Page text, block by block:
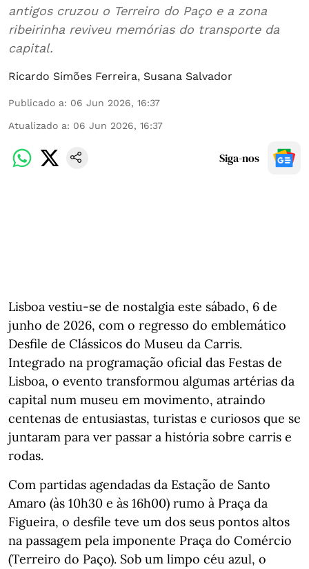
antigos cruzou o Terreiro do Paço e a zona
ribeirinha reviveu memórias do transporte da
capital.
Ricardo Simões Ferreira, Susana Salvador
Publicado a: 06 Jun 2026, 16:37
Atualizado a: 06 Jun 2026, 16:37
Siga-nos
Lisboa vestiu-se de nostalgia este sábado, 6 de
junho de 2026, com o regresso do emblemático
Desfile de Clássicos do Museu da Carris.
Integrado na programação oficial das Festas de
Lisboa, o evento transformou algumas artérias da
capital num museu em movimento, atraindo
centenas de entusiastas, turistas e curiosos que se
juntaram para ver passar a história sobre carris e
rodas.
Com partidas agendadas da Estação de Santo
Amaro (às 10h30 e às 16h00) rumo à Praça da
Figueira, o desfile teve um dos seus pontos altos
na passagem pela imponente Praça do Comércio
(Terreiro do Paço). Sob um limpo céu azul, o